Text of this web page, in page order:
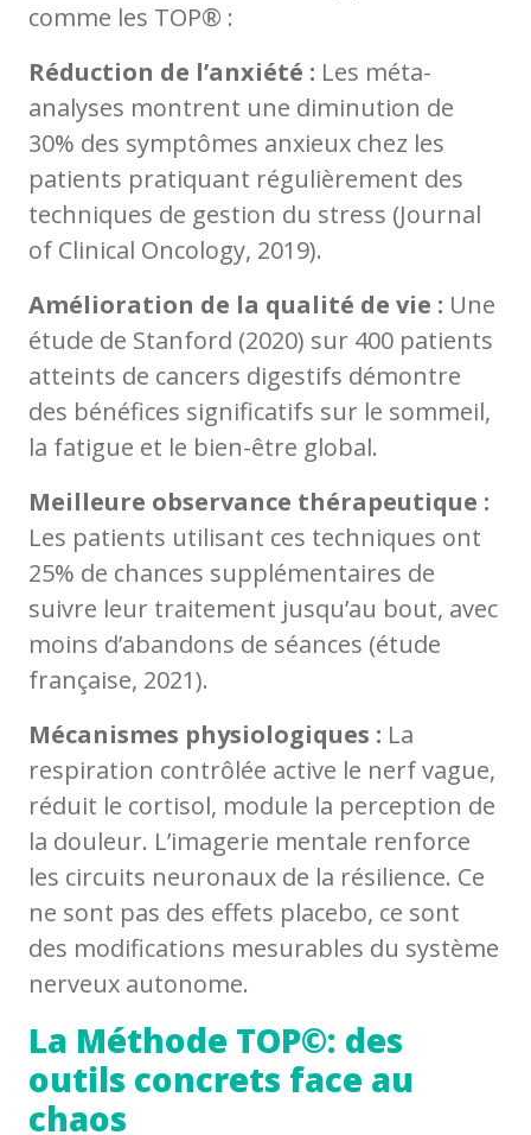
comme les TOP® :
Réduction de l’anxiété : Les méta-
analyses montrent une diminution de
30% des symptômes anxieux chez les
patients pratiquant régulièrement des
techniques de gestion du stress (Journal
of Clinical Oncology, 2019).
Amélioration de la qualité de vie : Une
étude de Stanford (2020) sur 400 patients
atteints de cancers digestifs démontre
des bénéfices significatifs sur le sommeil,
la fatigue et le bien-être global.
Meilleure observance thérapeutique :
Les patients utilisant ces techniques ont
25% de chances supplémentaires de
suivre leur traitement jusqu’au bout, avec
moins d’abandons de séances (étude
française, 2021).
Mécanismes physiologiques : La
respiration contrôlée active le nerf vague,
réduit le cortisol, module la perception de
la douleur. L’imagerie mentale renforce
les circuits neuronaux de la résilience. Ce
ne sont pas des effets placebo, ce sont
des modifications mesurables du système
nerveux autonome.
La Méthode TOP©: des
outils concrets face au
chaos